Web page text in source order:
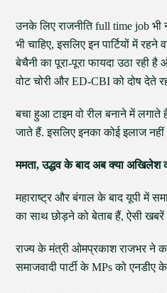
उनके लिए राजनीति full time job भी
भी चाहिए, इसलिए इन पार्टियों में
बेचैनी का पूरा-पूरा फायदा उठा रही है
वोट चोरी और ED-CBI को दोष देते
बचा हुआ टाइम वो रील बनाने में
जाते हैं. इसलिए इनका कोई इलाज नहीं
ममता, उद्धव के बाद अब क्या अखिलेश
महाराष्ट्र और बंगाल के बाद यूपी में
का साथ छोड़ने को बेताब हैं, ऐसी
राज्य के मंत्री ओमप्रकाश राजभर ने
समाजवादी पार्टी के MPs को